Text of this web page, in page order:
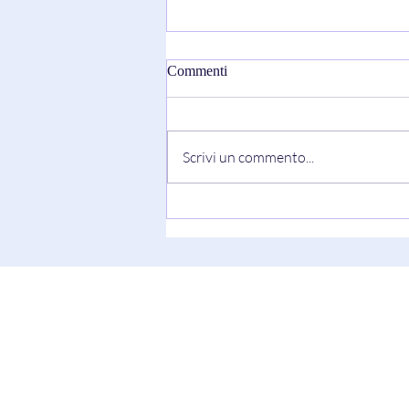
Commenti
Scrivi un commento...